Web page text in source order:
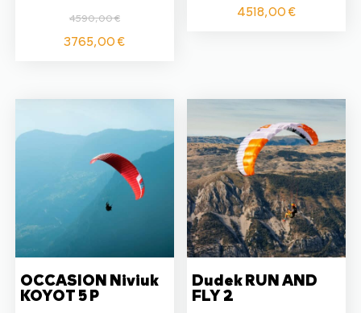
4590,00€
Le
prix
3765,00€Le
4518,00€
OCCASION Niviuk
KOYOT 5 P
Dudek RUN AND
FLY 2